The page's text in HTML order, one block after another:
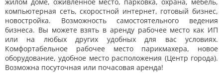
компьютерная сеть, скоростной интернет, готовый бизнес,
новостройка. Возможность самостоятельного ведения
бизнеса. Вы можете взять в аренду рабочее место как ИП
или на любых других удобных для вас условиях.
Комфортабельное рабочее место парикмахера, новое
оборудование, удобное место расположения (Центр города).
Возможна посуточная или почасовая аренда!